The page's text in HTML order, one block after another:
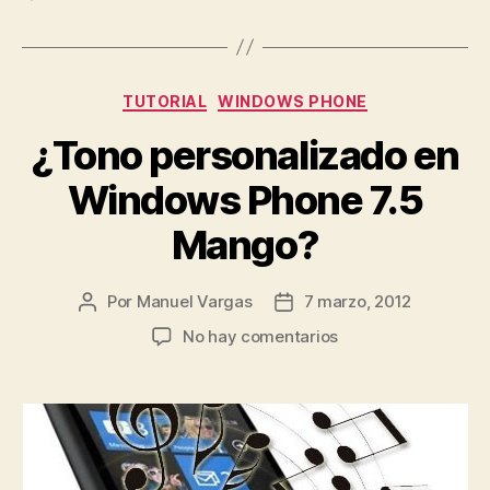
Categorías
TUTORIAL WINDOWS PHONE
¿Tono personalizado en
Windows Phone 7.5
Mango?
Autor
Por Manuel Vargas
Fecha
de
7 marzo, 2012
No hay comentariosen
en
Windows
Phone
7.5